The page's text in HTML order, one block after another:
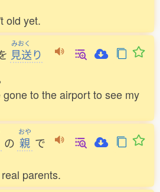
old yet.
みおく
見送り
to the airport to see my
の
おや
親 で
parents.